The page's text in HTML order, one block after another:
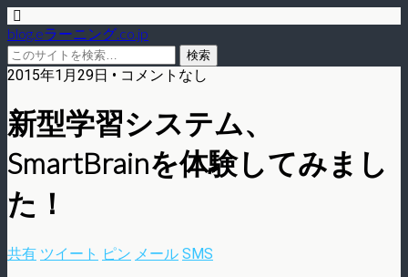
blog.eラーニング.co.jp
2015年1月29日 • コメントなし
新型学習システム、
SmartBrainを体験してみまし
た！
共有 ツイート ピン メール SMS